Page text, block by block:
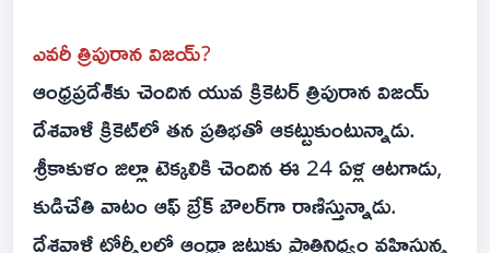
ఎవరీ త్రిపురాన విజయ్?
ఆంధ్రప్రదేశ్‌కు చెందిన యువ క్రికెటర్ త్రిపురాన విజయ్
దేశవాళీ క్రికెట్‌లో తన ప్రతిభతో ఆకట్టుకుంటున్నాడు.
శ్రీకాకుళం జిల్లా టెక్కలికి చెందిన ఈ 24 ఏళ్ల ఆటగాడు,
కుడిచేతి వాటం ఆఫ్ బ్రేక్ బౌలర్‌గా రాణిస్తున్నాడు.
దేశవాళీ టోర్నీలలో ఆంధ్రా జట్టుకు ప్రాతినిధ్యం వహిస్తున్న